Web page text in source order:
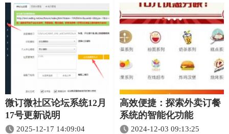
微订微社区论坛系统12月
17号更新说明
2025-12-17 14:09:04
高效便捷：探索外卖订餐
系统的智能化功能
2024-12-03 09:13:25